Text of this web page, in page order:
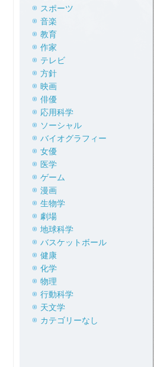
スポーツ
音楽
教育
作家
テレビ
方針
映画
俳優
応用科学
ソーシャル
バイオグラフィー
女優
医学
ゲーム
漫画
生物学
劇場
地球科学
バスケットボール
健康
化学
物理
行動科学
天文学
カテゴリーなし